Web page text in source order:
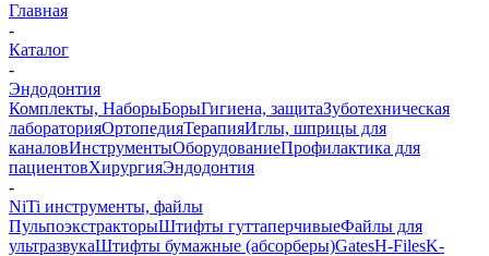
Главная
-
Каталог
-
Эндодонтия
Комплекты, НаборыБорыГигиена, защитаЗуботехническая
лабораторияОртопедияТерапияИглы, шприцы для
каналовИнструментыОборудованиеПрофилактика для
пациентовХирургияЭндодонтия
-
NiTi инструменты, файлы
ПульпоэкстракторыШтифты гуттаперчивыеФайлы для
ультразвукаШтифты бумажные (абсорберы)GatesH-FilesK-